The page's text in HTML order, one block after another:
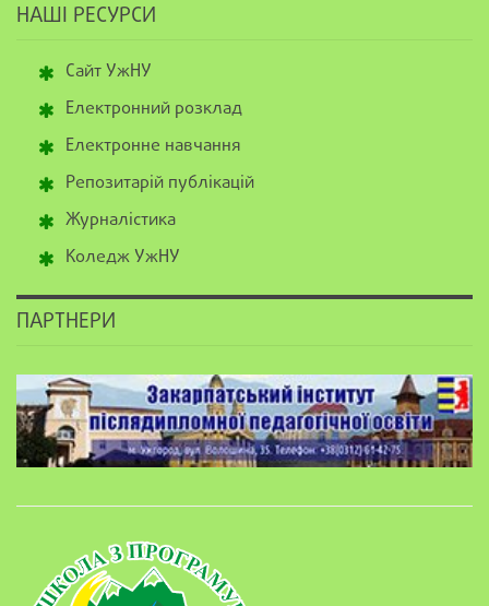
НАШІ РЕСУРСИ
Сайт УжНУ
Електронний розклад
Електронне навчання
Репозитарій публікацій
Журналістика
Коледж УжНУ
ПАРТНЕРИ